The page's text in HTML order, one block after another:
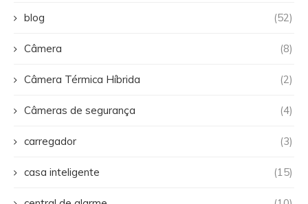
blog (52)
Câmera (8)
Câmera Térmica Híbrida (2)
Câmeras de segurança (4)
carregador (3)
casa inteligente (15)